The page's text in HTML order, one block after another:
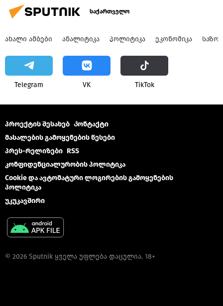
საქართველო
ᲐᲮᲐᲚᲘ ᲐᲛᲑᲔᲑᲘ ᲐᲜᲐᲚᲘᲢᲘᲙᲐ ᲞᲝᲚᲘᲢᲘᲙᲐ ᲔᲙᲝᲜᲝᲛᲘᲙᲐ
Telegram VK ТikТоk
პროექტის შესახებ Კონტაქტი
მასალების გამოყენების წესები
პრეს-რელიზები RSS
კონფიდენციალურობის პოლიტიკა
Cookie და ავტომატური ლოგირების გამოყენების
პოლიტიკა
უკუკავშირი
© 2026 Sputnik ყველა უფლება დაცულია. 18+